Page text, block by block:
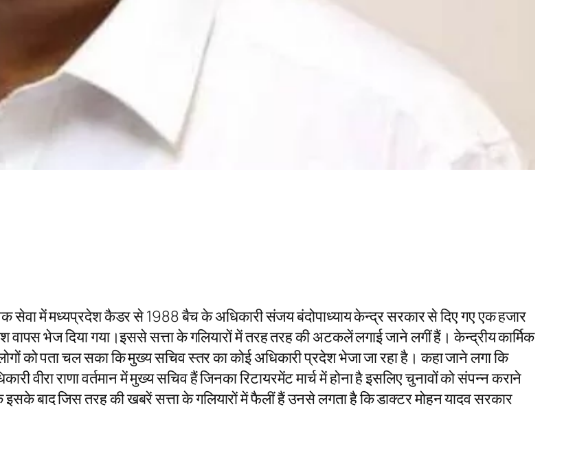
सेवा में मध्यप्रदेश कैडर से 1988 बैच के अधिकारी संजय बंदोपाध्याय केन्द्र सरकार से दिए गए एक हजार
भेज दिया गया।इससे सत्ता के गलियारों में तरह तरह की अटकलें लगाई जाने लगीं हैं। केन्द्रीय कार्मिक
को पता चल सका कि मुख्य सचिव स्तर का कोई अधिकारी प्रदेश भेजा जा रहा है। कहा जाने लगा कि
वीरा राणा वर्तमान में मुख्य सचिव हैं जिनका रिटायरमेंट मार्च में होना है इसलिए चुनावों को संपन्न कराने
इसके बाद जिस तरह की खबरें सत्ता के गलियारों में फैलीं हैं उनसे लगता है कि डाक्टर मोहन यादव सरकार